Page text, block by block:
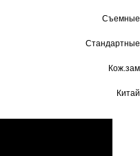
Съемные
Стандартные
Кож.зам
Китай